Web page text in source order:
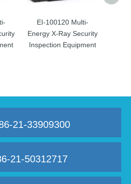
EI-100120 Multi-
Energy X-Ray Security
Inspection Equipment
21-33909300
21-50312717